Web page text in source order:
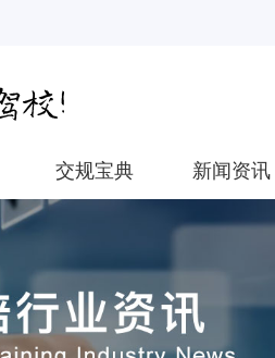
交规宝典 新闻资讯